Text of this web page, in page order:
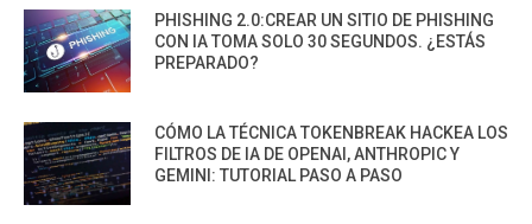
PHISHING 2.0:CREAR UN SITIO DE PHISHING
CON IA TOMA SOLO 30 SEGUNDOS. ¿ESTÁS
PREPARADO?
CÓMO LA TÉCNICA TOKENBREAK HACKEA LOS
FILTROS DE IA DE OPENAI, ANTHROPIC Y
GEMINI: TUTORIAL PASO A PASO